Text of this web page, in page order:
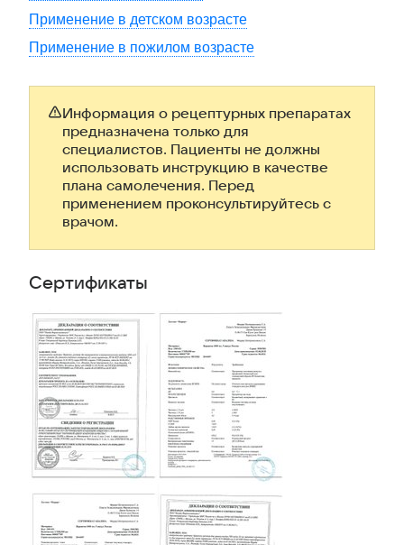
Применение в детском возрасте
Применение в пожилом возрасте
Информация о рецептурных препаратах
предназначена только для
специалистов. Пациенты не должны
использовать инструкцию в качестве
плана самолечения. Перед
применением проконсультируйтесь с
врачом.
Сертификаты